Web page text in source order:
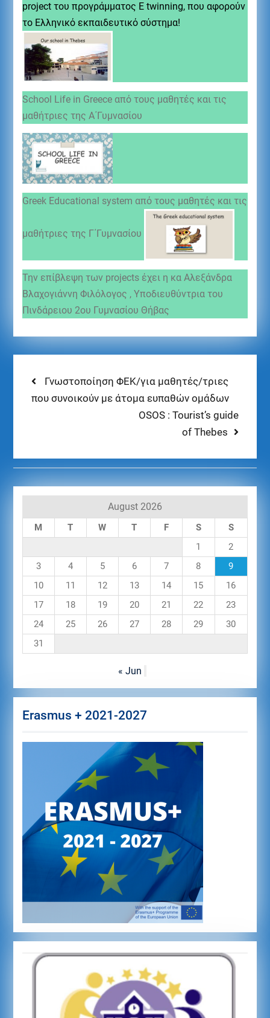
project του προγράμματος E twinning, που αφορούν
το Eλληνικό εκπαιδευτικό σύστημα!
School Life in Greece από τους μαθητές και τις
μαθήτριες της Α΄Γυμνασίου
Greek Educational system από τους μαθητές και τις
μαθήτριες της Γ΄Γυμνασίου
Την επίβλεψη των projects έχει η κα Αλεξάνδρα
Βλαχογιάννη Φιλόλογος , Υποδιευθύντρια του
Πινδάρειου 2ου Γυμνασίου Θήβας
Γνωστοποίηση ΦΕΚ/για μαθητές/τριες
που συνοικούν με άτομα ευπαθών ομάδων
OSOS : Tourist’s guide
of Thebes
August 2026
M T W T F S
S
1
2
3
4 5 6 7 8
9
10
11 12 13 14 15
16
17
18 19 20 21 22
23
24
25 26 27 28 29
30
31
« Jun
Erasmus + 2021-2027